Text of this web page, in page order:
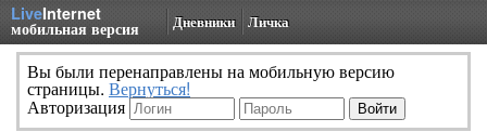
LiveInternet
мобильная версия Дневники Личка
Вы были перенаправлены на мобильную версию
страницы. Вернуться!
Авторизация